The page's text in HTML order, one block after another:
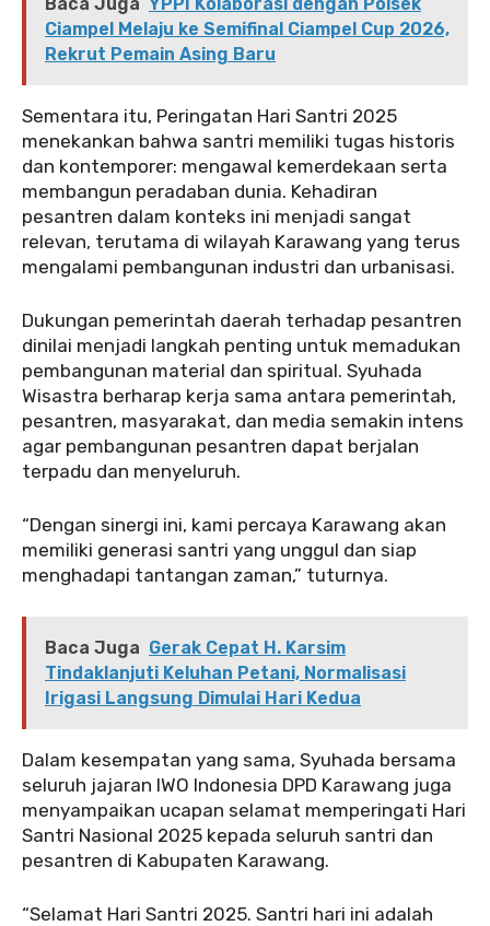
Ciampel Melaju ke Semifinal Ciampel Cup 2026,
Rekrut Pemain Asing Baru
Sementara itu, Peringatan Hari Santri 2025
menekankan bahwa santri memiliki tugas historis
dan kontemporer: mengawal kemerdekaan serta
membangun peradaban dunia. Kehadiran
pesantren dalam konteks ini menjadi sangat
relevan, terutama di wilayah Karawang yang terus
mengalami pembangunan industri dan urbanisasi.
Dukungan pemerintah daerah terhadap pesantren
dinilai menjadi langkah penting untuk memadukan
pembangunan material dan spiritual. Syuhada
Wisastra berharap kerja sama antara pemerintah,
pesantren, masyarakat, dan media semakin intens
agar pembangunan pesantren dapat berjalan
terpadu dan menyeluruh.
“Dengan sinergi ini, kami percaya Karawang akan
memiliki generasi santri yang unggul dan siap
menghadapi tantangan zaman,” tuturnya.
Baca Juga Gerak Cepat H. Karsim
Tindaklanjuti Keluhan Petani, Normalisasi
Irigasi Langsung Dimulai Hari Kedua
Dalam kesempatan yang sama, Syuhada bersama
seluruh jajaran IWO Indonesia DPD Karawang juga
menyampaikan ucapan selamat memperingati Hari
Santri Nasional 2025 kepada seluruh santri dan
pesantren di Kabupaten Karawang.
“Selamat Hari Santri 2025. Santri hari ini adalah